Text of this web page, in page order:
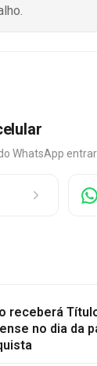
WhatsApp
receberá
no dia da